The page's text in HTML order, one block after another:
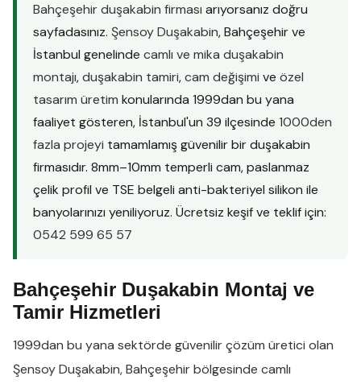
Bahçeşehir duşakabin firması arıyorsanız doğru
sayfadasınız. Şensoy Duşakabin, Bahçeşehir ve
İstanbul genelinde camlı ve mika duşakabin
montajı,duşakabin tamiri,cam değişimi ve özel
tasarım üretim konularında 1999dan bu yana
faaliyet gösteren, İstanbul'un 39 ilçesinde 1000den
fazla projeyi tamamlamış güvenilir bir duşakabin
firmasıdır. 8mm–10mm temperli cam, paslanmaz
çelik profil ve TSE belgeli anti-bakteriyel silikon ile
banyolarınızı yeniliyoruz. Ücretsiz keşif ve teklif için:
0542 599 65 57
Bahçeşehir Duşakabin Montaj ve
Tamir Hizmetleri
1999dan bu yana sektörde güvenilir çözüm üretici olan
Şensoy Duşakabin,Bahçeşehirbölgesinde camlı